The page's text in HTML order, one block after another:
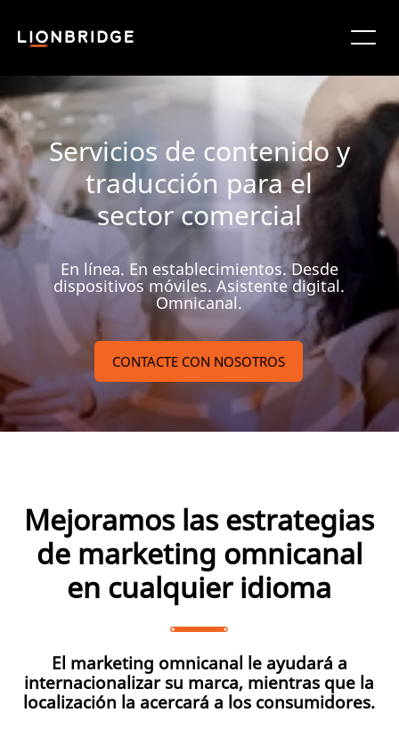
Servicios de contenido y
traducción para el
sector comercial
En línea. En establecimientos. Desde
dispositivos móviles. Asistente digital.
Omnicanal.
CONTACTE CON NOSOTROS
Mejoramos las estrategias
de marketing omnicanal
en cualquier idioma
El marketing omnicanal le ayudará a
internacionalizar su marca, mientras que la
localización la acercará a los consumidores.